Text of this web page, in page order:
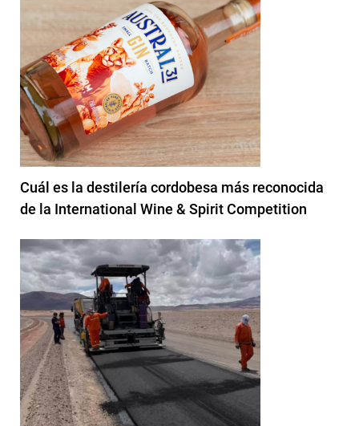
Cuál es la destilería cordobesa más reconocida
de la International Wine & Spirit Competition